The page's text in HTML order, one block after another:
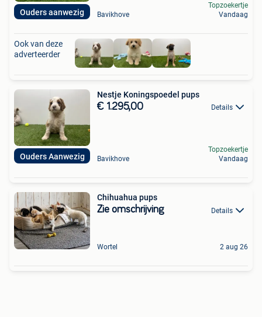
Ouders aanwezig Bavikhove
Topzoekertje
Vandaag
Ook van deze
adverteerder
Ouders Aanwezig
Nestje Koningspoedel pups
€ 1.295,00 Details
Bavikhove
Topzoekertje
Vandaag
Chihuahua pups
Zie omschrijving Details
Wortel 2 aug 26